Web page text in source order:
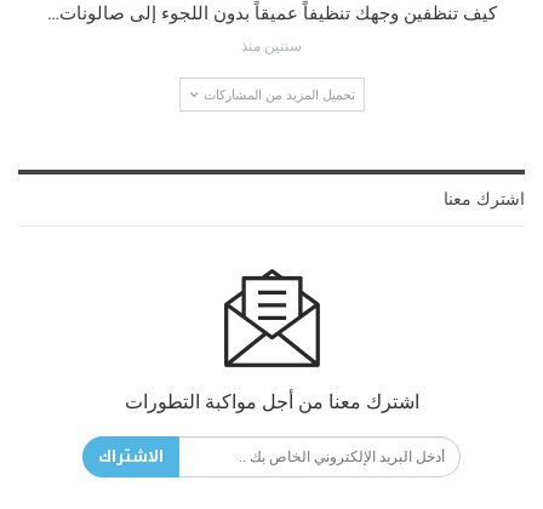
كيف تنظفين وجهك تنظيفاً عميقاً بدون اللجوء إلى صالونات…
سنتين منذ
تحميل المزيد من المشاركات
اشترك معنا
اشترك معنا من أجل مواكبة التطورات
الاشتراك